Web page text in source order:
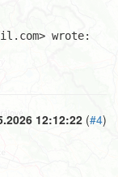
wrote:
12:12:22 (#4)